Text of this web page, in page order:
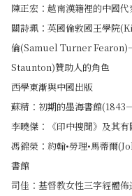
陳正宏：越南漢籍裡的中國代
關詩珮：英國倫敦國王學院
倫(Samuel Turner
Staunton)贊助人的角色
西學東漸與中國出版
蘇精：初期的墨海書館
李曉傑：《印中搜聞》及其
馮錦榮：約翰•勞理•馬蒂爾
書館
司佳：基督教女性三字經體